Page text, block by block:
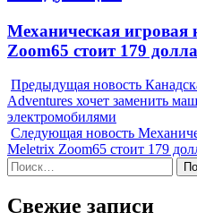
Next
post:
Механическая игровая
Zoom65 стоит 179
Предыдущая новость
Adventures хочет заменить
электромобилями
Следующая новость
Meletrix Zoom65 стоит 179
Найти:
Свежие записи